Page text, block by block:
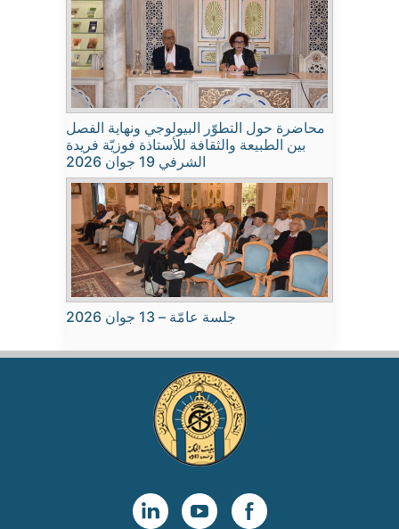
محاضرة حول التطوّر البيولوجي ونهاية الفصل
بين الطبيعة والثقافة للأستاذة فوزيّة فريدة
الشرفي 19 جوان 2026
جلسة عامّة – 13 جوان 2026